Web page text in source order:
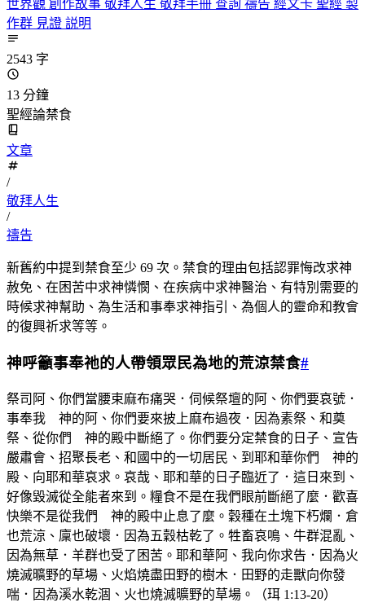
世界觀 創作故事 敬拜人生 敬拜手冊 查詢 禱告 經文卡 聖經 製
作群 見證 説明
2543 字
13 分鐘
聖經論禁食
文章
/
敬拜人生
/
禱告
新舊約中提到禁食至少 69 次。禁食的理由包括認罪悔改求神
赦免、在困苦中求神憐憫、在疾病中求神醫治、有特別需要的
時候求神幫助、為生活和事奉求神指引、為個人的靈命和教會
的復興祈求等等。
神呼籲事奉祂的人帶領眾民為地的荒涼禁食#
祭司阿、你們當腰束麻布痛哭．伺候祭壇的阿、你們要哀號．
事奉我 神的阿、你們要來披上麻布過夜．因為素祭、和奠
祭、從你們 神的殿中斷絕了。你們要分定禁食的日子、宣告
嚴肅會、招聚長老、和國中的一切居民、到耶和華你們 神的
殿、向耶和華哀求。哀哉、耶和華的日子臨近了．這日來到、
好像毀滅從全能者來到。糧食不是在我們眼前斷絕了麼．歡喜
快樂不是從我們 神的殿中止息了麼。穀種在土塊下朽爛．倉
也荒涼、廩也破壞．因為五穀枯乾了。牲畜哀鳴、牛群混亂、
因為無草．羊群也受了困苦。耶和華阿、我向你求告．因為火
燒滅曠野的草場、火焰燒盡田野的樹木．田野的走獸向你發
喘．因為溪水乾涸、火也燒滅曠野的草場。（珥 1:13-20）